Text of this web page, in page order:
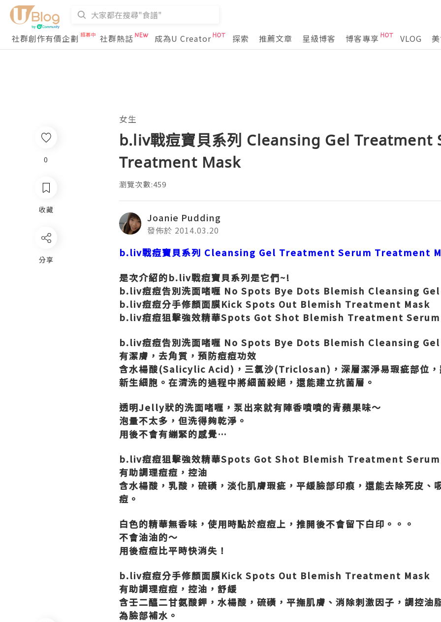
社群創作有價企劃 社群熱話 成為U Creator 探索 推薦文章 星級博客 博客專享 VLOG
女生
b.liv戰痘寶貝系列 Cleansing Gel Treatment
Treatment Mask
瀏覽次數:459
Joanie Pudding
發佈於 2014.03.20
b.liv戰痘寶貝系列 Cleansing Gel Treatment Serum Treatment
是次介紹的b.liv戰痘寶貝系列是它們~!
b.liv痘痘告別洗面啫喱 No Spots Bye Dots Blemish Cleansing Gel
b.liv痘痘分手修顏面膜Kick Spots Out Blemish Treatment Mask
b.liv痘痘狙擊強效精華Spots Got Shot Blemish Treatment Serum
b.liv痘痘告別洗面啫喱 No Spots Bye Dots Blemish Cleansing Gel
有潔膚，去角質，預防痘痘功效
含水楊酸(Salicylic Acid) ，三氯沙(Triclosan) ，深層潔淨易瑕疵部位
新生細胞。在清洗的過程中將細菌殺絕，還能建立抗菌層。
透明Jelly狀的洗面啫喱，泵出來就有陣香噴噴的青蘋果味～
泡量不太多，但洗得夠乾淨。
用後不會有繃緊的感覺…
b.liv痘痘狙擊強效精華Spots Got Shot Blemish Treatment Serum
有助調理痘痘，控油
含水楊酸，乳酸，硫磺，淡化肌膚瑕疵，平緩臉部印痕，還能去除死皮、
痘。
白色的精華無香味，使用時點於痘痘上，推開後不會留下白印。。。
不會油油的～
用後痘痘比平時快消失！
b.liv痘痘分手修顏面膜Kick Spots Out Blemish Treatment Mask
有助調理痘痘，控油，舒緩
含壬二醯二甘氨酸鉀，水楊酸，硫磺，平撫肌膚、消除刺激因子，調控油
為臉部補水。
0
收藏
分享